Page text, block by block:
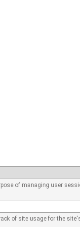
of managing user
of site usage for the